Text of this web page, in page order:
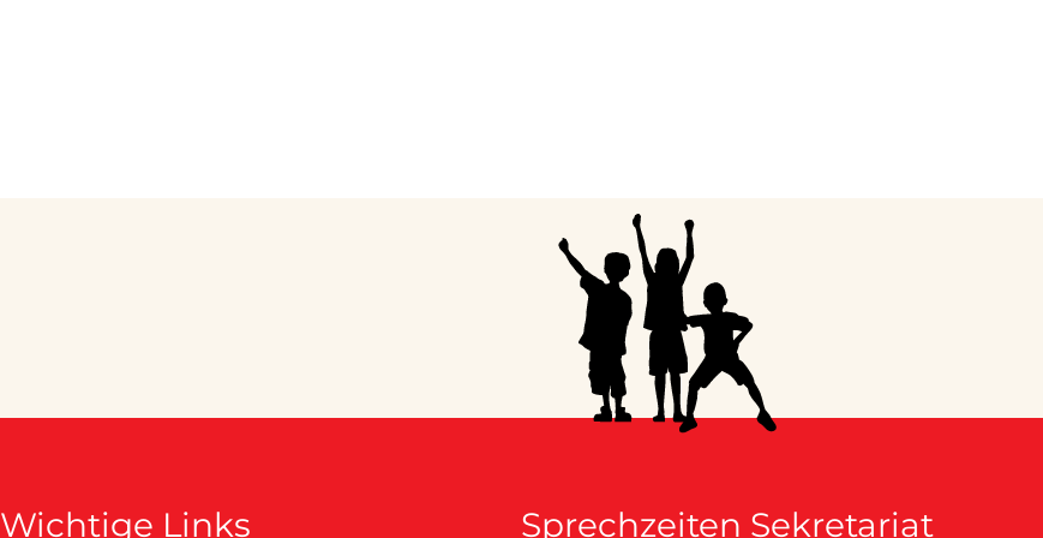
Wichtige Links Sprechzeiten Sekretariat